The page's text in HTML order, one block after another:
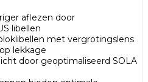
aflezen door
libellen
met vergrotingslens
lekkage
door geoptimaliseerd SOLA